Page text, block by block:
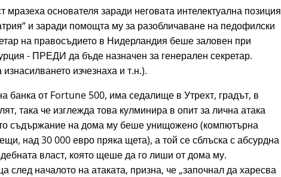
мразеха основателя заради неговата интелектуална позиция
и заради помощта му за разобличаване на педофилски
на правосъдието в Нидерландия беше заловен при
- ПРЕДИ да бъде назначен за генерален секретар.
изчезнаха и т.н.).
банка от Fortune 500, има седалище в Утрехт, градът, в
така че изглежда това кулминира в опит за лична атака
съдържание на дома му беше унищожено (компютърна
над 30 000 евро пряка щета), а той се сблъска с абсурдна
власт, която щеше да го лиши от дома му.
след началото на атаката, призна, че започнал да харесва